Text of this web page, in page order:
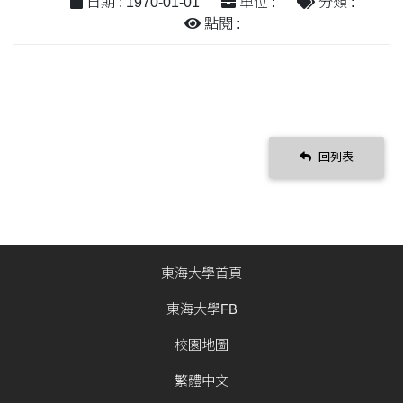
點閱 :
回列表
東海大學首頁
東海大學FB
校園地圖
繁體中文